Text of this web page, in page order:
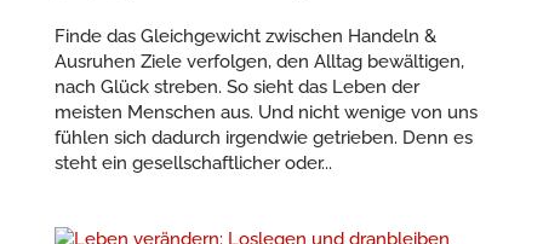
Finde das Gleichgewicht zwischen Handeln &
Ausruhen Ziele verfolgen, den Alltag bewältigen,
nach Glück streben. So sieht das Leben der
meisten Menschen aus. Und nicht wenige von uns
fühlen sich dadurch irgendwie getrieben. Denn es
steht ein gesellschaftlicher oder...